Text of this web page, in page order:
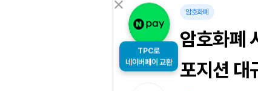
TPC로
네이버페이 교환
암호화폐
암호화폐
포지션 대